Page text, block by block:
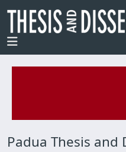
Padua Thesis and